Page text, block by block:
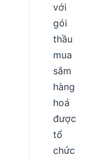
với
gói
thầu
mua
sắm
hàng
hoá
được
tổ
chức